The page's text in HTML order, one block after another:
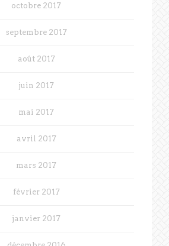
octobre 2017
septembre 2017
août 2017
juin 2017
mai 2017
avril 2017
mars 2017
février 2017
janvier 2017